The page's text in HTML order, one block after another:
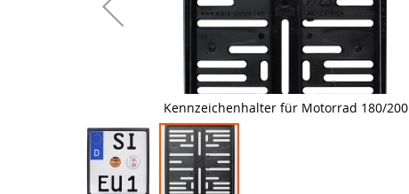
Kennzeichenhalter für Motorrad 180/200